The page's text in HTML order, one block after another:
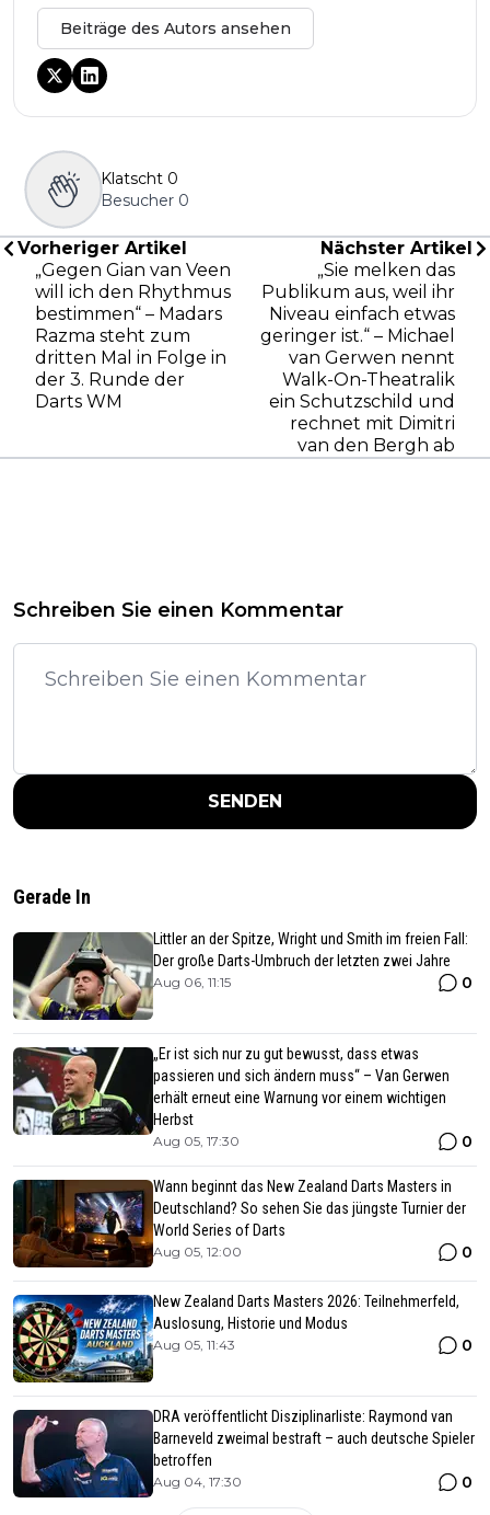
Beiträge des Autors ansehen
Klatscht 0
Besucher 0
Vorheriger Artikel
„Gegen Gian van Veen
will ich den Rhythmus
bestimmen“ – Madars
Razma steht zum
dritten Mal in Folge in
der 3. Runde der
Darts WM
Nächster Artikel
„Sie melken das
Publikum aus, weil ihr
Niveau einfach etwas
geringer ist.“ – Michael
van Gerwen nennt
Walk-On-Theatralik
ein Schutzschild und
rechnet mit Dimitri
van den Bergh ab
Schreiben Sie einen Kommentar
SENDEN
Gerade In
Littler an der Spitze, Wright und Smith im freien Fall:
Der große Darts-Umbruch der letzten zwei Jahre
Aug 06, 11:15 0
„Er ist sich nur zu gut bewusst, dass etwas
passieren und sich ändern muss“ – Van Gerwen
erhält erneut eine Warnung vor einem wichtigen
Herbst
Aug 05, 17:30 0
Wann beginnt das New Zealand Darts Masters in
Deutschland? So sehen Sie das jüngste Turnier der
World Series of Darts
Aug 05, 12:00 0
New Zealand Darts Masters 2026: Teilnehmerfeld,
Auslosung, Historie und Modus
Aug 05, 11:43 0
DRA veröffentlicht Disziplinarliste: Raymond van
Barneveld zweimal bestraft – auch deutsche Spieler
betroffen
Aug 04, 17:30 0